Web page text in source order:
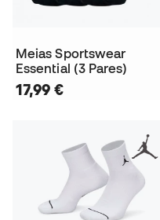
Meias Sportswear
Essential (3 Pares)
17,99 €